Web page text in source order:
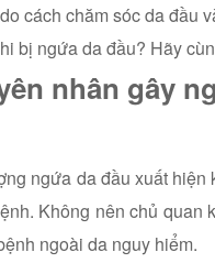
cách chăm sóc da đầu
bị ngứa da đầu? Hãy
ngứa da đầu xuất
Không nên chủ quan
ngoài da nguy hiểm.